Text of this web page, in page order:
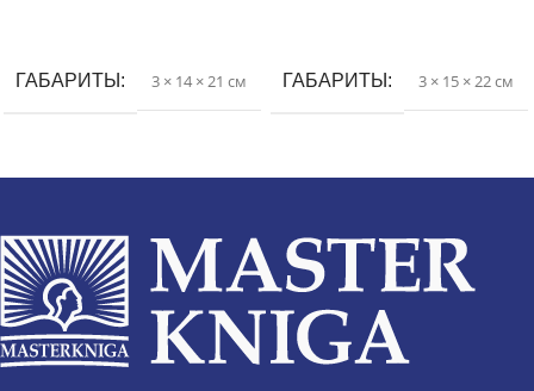
ГАБАРИТЫ 3 × 14 × 21 см ГАБАРИТЫ 3 × 15 × 22 см